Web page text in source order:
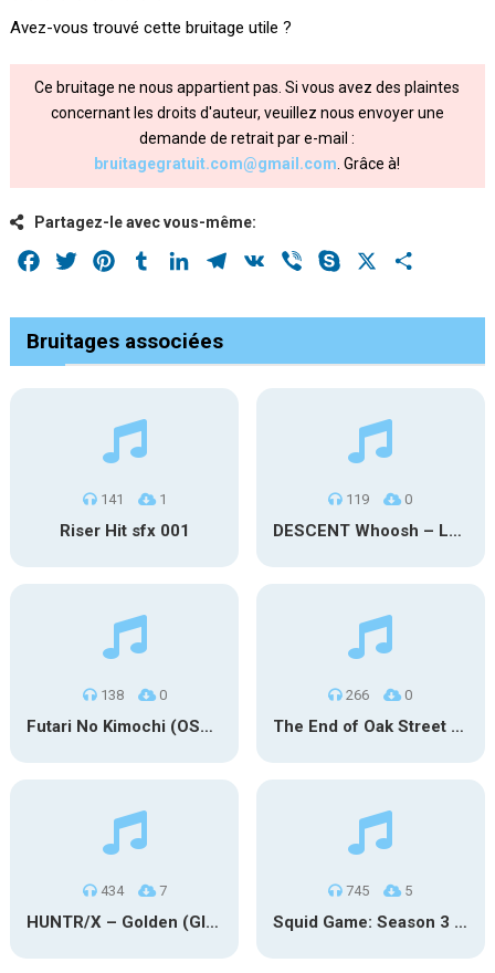
Avez-vous trouvé cette bruitage utile ?
Ce bruitage ne nous appartient pas. Si vous avez des plaintes
concernant les droits d'auteur, veuillez nous envoyer une
demande de retrait par e-mail :
bruitagegratuit.com@gmail.com . Grâce à!
Partagez-le avec vous-même:
Facebook
Twitter PinterestTumblrLinkedInTelegram
VK Viber Skype
Bruitages associées
141 1
Riser Hit sfx 001
119 0
DESCENT Whoosh – Long
138 0
Futari No Kimochi (OST Inuyasha)
266 0
The End of Oak Street Trailer
434 7
HUNTR/X – Golden (Glowin’ Version)
745 5
Squid Game: Season 3 | Final Games